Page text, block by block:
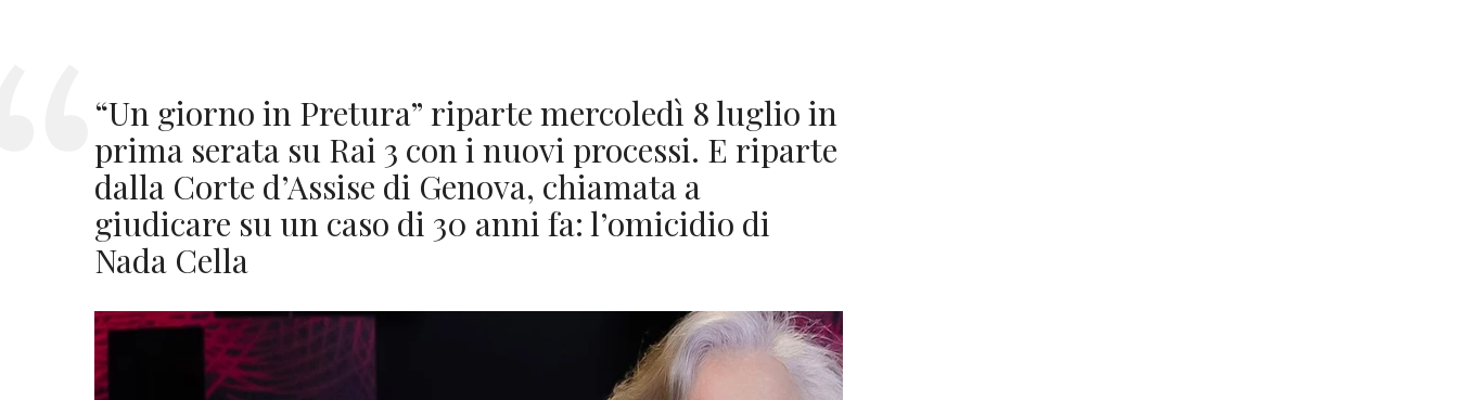
“Un giorno in Pretura” riparte mercoledì 8 luglio in
prima serata su Rai 3 con i nuovi processi. E riparte
dalla Corte d’Assise di Genova, chiamata a
giudicare su un caso di 30 anni fa: l’omicidio di
Nada Cella